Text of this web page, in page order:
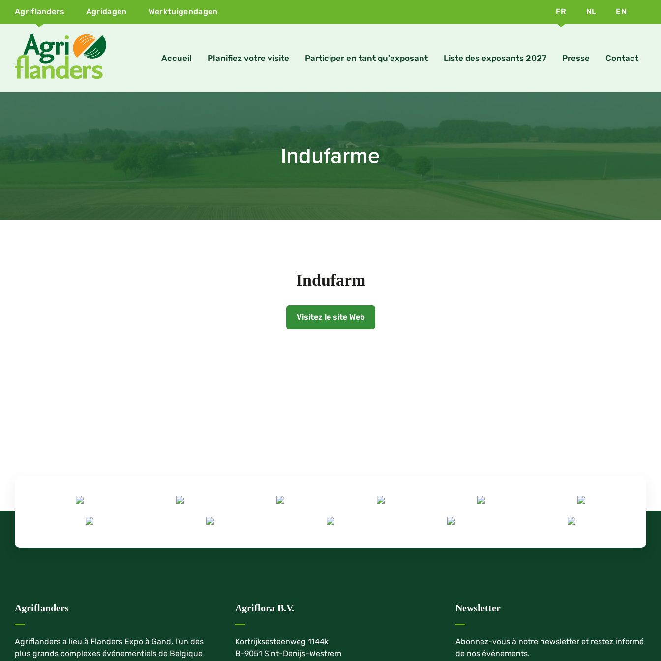
Agriflanders Agridagen Werktuigendagen FR NL EN
Accueil Planifiez votre visite Participer en tant qu'exposant Liste des exposants 2027 Presse Contact
Indufarme
Indufarm
Visitez le site Web
Agriflanders
Agriflanders a lieu à Flanders Expo à Gand, l'un des
plus grands complexes événementiels de Belgique
Agriflora B.V.
Kortrijksesteenweg 1144k
B-9051 Sint-Denijs-Westrem
Newsletter
Abonnez-vous à notre newsletter et restez informé
de nos événements.